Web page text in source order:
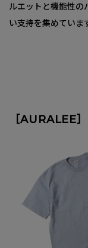
ルエットと機能性の
い支持を集めていま
［AURALEE］